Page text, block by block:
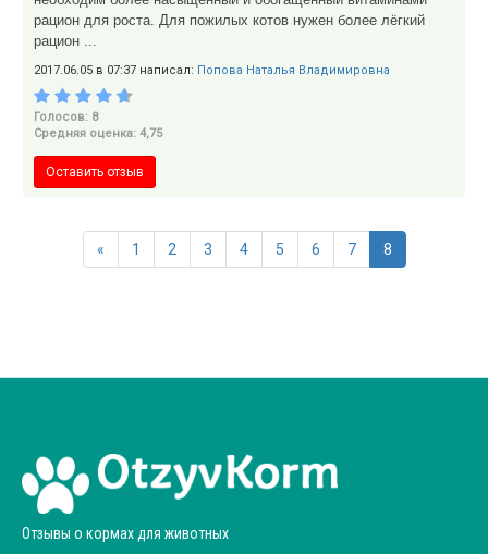
рацион для роста. Для пожилых котов нужен более лёгкий
рацион ...
2017.06.05 в 07:37 написал: Попова Наталья Владимировна
Голосов: 8
Средняя оценка: 4,75
Оставить отзыв
« 1 2 3 4 5 6 7 8
Отзывы о кормах для животных